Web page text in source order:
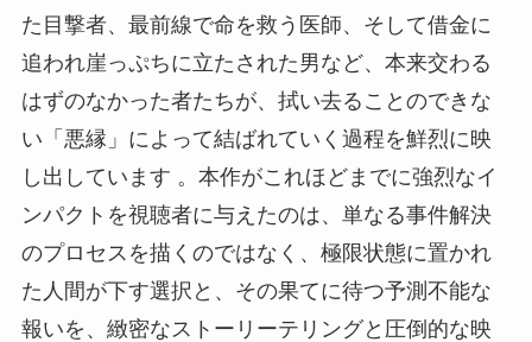
た目撃者、最前線で命を救う医師、そして借金に
追われ崖っぷちに立たされた男など、本来交わる
はずのなかった者たちが、拭い去ることのできな
い「悪縁」によって結ばれていく過程を鮮烈に映
し出しています 。本作がこれほどまでに強烈なイ
ンパクトを視聴者に与えたのは、単なる事件解決
のプロセスを描くのではなく、極限状態に置かれ
た人間が下す選択と、その果てに待つ予測不能な
報いを、緻密なストーリーテリングと圧倒的な映